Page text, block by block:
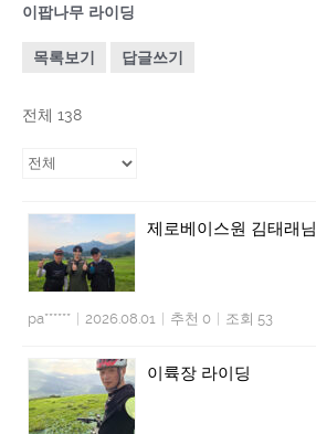
이팝나무 라이딩
목록보기 답글쓰기
전체 138
제로베이스원 김태래님
pa****** 2026.08.01 추천 0 조회 53
이륙장 라이딩